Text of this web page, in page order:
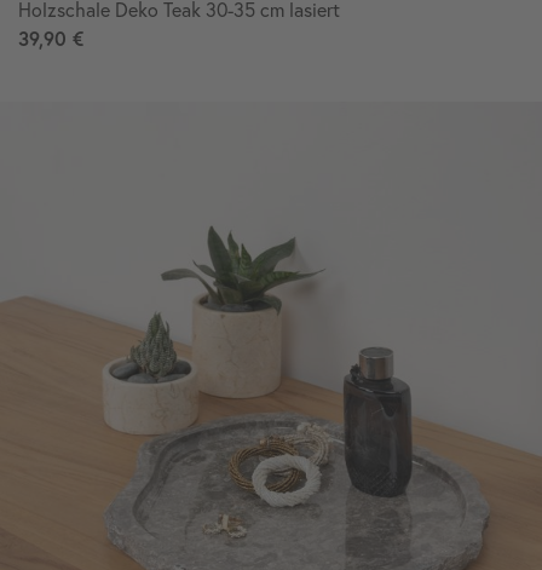
Holzschale Deko Teak 30-35 cm lasiert
39,90 €